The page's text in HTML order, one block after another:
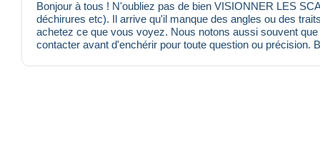
Bonjour à tous ! N'oubliez pas de bien VISIONNER LES
déchirures etc). Il arrive qu'il manque des angles ou des
achetez ce que vous voyez. Nous notons aussi souvent
contacter avant d'enchérir pour toute question ou précision.